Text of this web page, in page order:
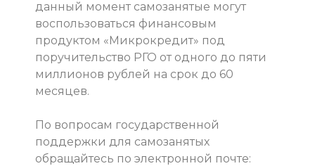
данный момент самозанятые могут
воспользоваться финансовым
продуктом «Микрокредит» под
поручительство РГО от одного до пяти
миллионов рублей на срок до 60
месяцев.
По вопросам государственной
поддержки для самозанятых
обращайтесь по электронной почте: